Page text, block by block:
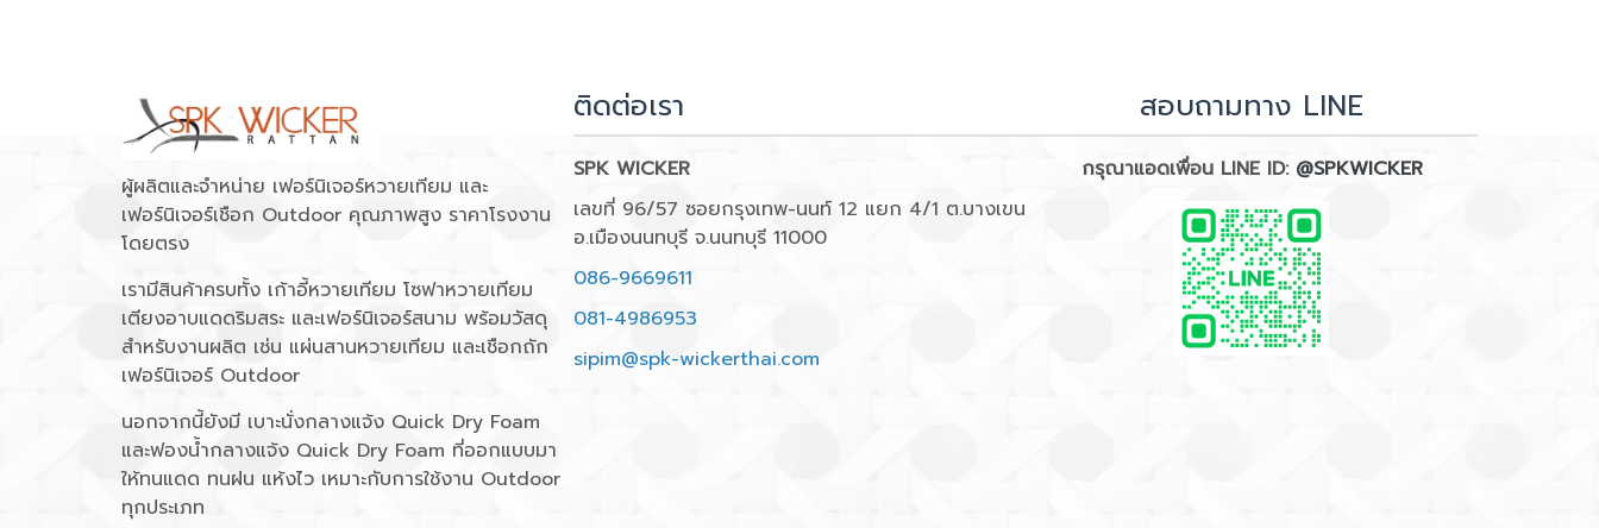
ผู้ผลิตและจำหน่าย เฟอร์นิเจอร์หวายเทียม และ
เฟอร์นิเจอร์เชือก Outdoor คุณภาพสูง ราคาโรงงาน
โดยตรง
เรามีสินค้าครบทั้ง เก้าอี้หวายเทียม โซฟาหวายเทียม
เตียงอาบแดดริมสระ และเฟอร์นิเจอร์สนาม พร้อมวัสดุ
สำหรับงานผลิต เช่น แผ่นสานหวายเทียม และเชือกถัก
เฟอร์นิเจอร์ Outdoor
นอกจากนี้ยังมี เบาะนั่งกลางแจ้ง Quick Dry Foam
และฟองน้ำกลางแจ้ง Quick Dry Foam ที่ออกแบบมา
ให้ทนแดด ทนฝน แห้งไว เหมาะกับการใช้งาน Outdoor
ทุกประเภท
ติดต่อเรา
SPK WICKER
เลขที่ 96/57 ซอยกรุงเทพ-นนท์ 12 แยก 4/1 ต.บางเขน
อ.เมืองนนทบุรี จ.นนทบุรี 11000
086-9669611
081-4986953
sipim@spk-wickerthai.com
สอบถามทาง LINE
กรุณาแอดเพื่อน LINE ID: @SPKWICKER